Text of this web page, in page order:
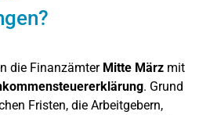
die Finanzämter Mitte März mit
. Grund
Fristen, die Arbeitgebern,